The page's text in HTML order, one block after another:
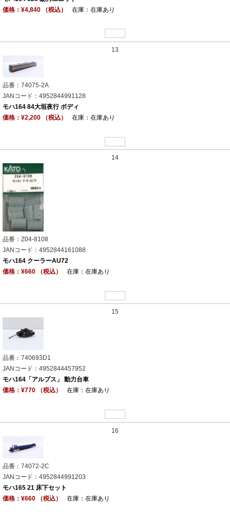
価格：¥4,840 （税込）
在庫：在庫あり
13
品番：74075-2A
JANコード：4952844991128
モハ164 84大垣夜行 ボディ
価格：¥2,200 （税込）
在庫：在庫あり
14
品番：Z04-8108
JANコード：4952844161088
モハ164 クーラーAU72
価格：¥660 （税込）
在庫：在庫あり
15
品番：740693D1
JANコード：4952844457952
モハ164「アルプス」 動力台車
価格：¥770 （税込）
在庫：在庫あり
16
品番：74072-2C
JANコード：4952844991203
モハ165 21 床下セット
価格：¥660 （税込）
在庫：在庫あり